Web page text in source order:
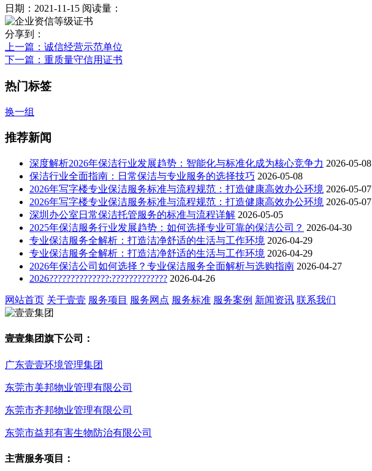
日期：2021-11-15 阅读量：
分享到：
上一篇 ：诚信经营示范单位
下一篇 ：重质量守信用证书
热门标签
换一组
推荐新闻
深度解析2026年保洁行业发展趋势：智能化与标准化成为核心竞争力 2026-05-08
保洁行业全面指南：日常保洁与专业服务的选择技巧 2026-05-08
2026年写字楼专业保洁服务标准与流程规范：打造健康高效办公环境 2026-05-07
2026年写字楼专业保洁服务标准与流程规范：打造健康高效办公环境 2026-05-07
深圳办公室日常保洁托管服务的标准与流程详解 2026-05-05
2025年保洁服务行业发展趋势：如何选择专业可靠的保洁公司？ 2026-04-30
专业保洁服务全解析：打造洁净舒适的生活与工作环境 2026-04-29
专业保洁服务全解析：打造洁净舒适的生活与工作环境 2026-04-29
2026年保洁公司如何选择？专业保洁服务全面解析与选购指南 2026-04-27
2026??????????????:????????????? 2026-04-26
网站首页 关于壹壹 服务项目 服务网点 服务标准 服务案例 新闻资讯 联系我们
壹壹集团旗下公司：
广东壹壹环境管理集团
东莞市美邦物业管理有限公司
东莞市齐邦物业管理有限公司
东莞市益邦有害生物防治有限公司
主营服务项目：